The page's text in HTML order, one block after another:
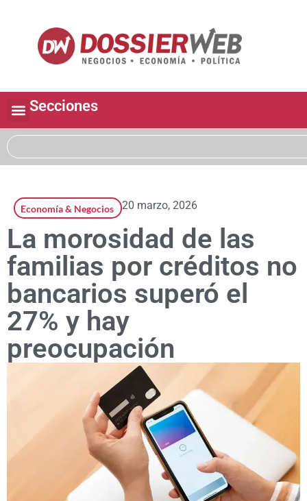
Secciones
Economía & Negocios 20 marzo, 2026
La morosidad de las
familias por créditos no
bancarios superó el
27% y hay
preocupación